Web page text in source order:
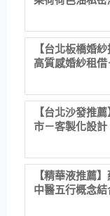
【台北板橋婚
高質感婚紗租
【台北沙發推
市－客製化設計
直營直銷、價
【精華液推薦
中醫五行概念
華！ 水㊀土㊀